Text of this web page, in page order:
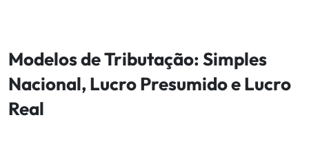
Modelos de Tributação: Simples
Nacional, Lucro Presumido e Lucro
Real